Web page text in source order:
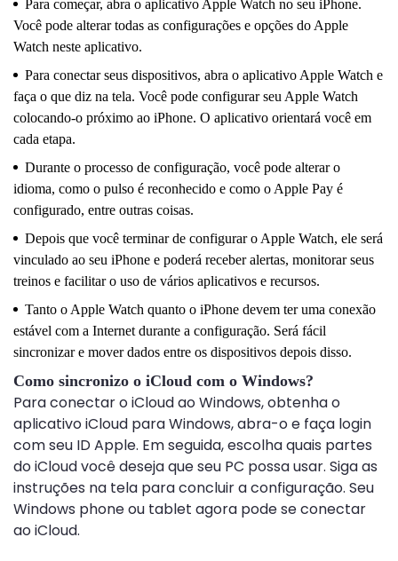
Para começar, abra o aplicativo Apple Watch no seu iPhone.
Você pode alterar todas as configurações e opções do Apple
Watch neste aplicativo.
Para conectar seus dispositivos, abra o aplicativo Apple Watch e
faça o que diz na tela. Você pode configurar seu Apple Watch
colocando-o próximo ao iPhone. O aplicativo orientará você em
cada etapa.
Durante o processo de configuração, você pode alterar o
idioma, como o pulso é reconhecido e como o Apple Pay é
configurado, entre outras coisas.
Depois que você terminar de configurar o Apple Watch, ele será
vinculado ao seu iPhone e poderá receber alertas, monitorar seus
treinos e facilitar o uso de vários aplicativos e recursos.
Tanto o Apple Watch quanto o iPhone devem ter uma conexão
estável com a Internet durante a configuração. Será fácil
sincronizar e mover dados entre os dispositivos depois disso.
Como sincronizo o iCloud com o Windows?
Para conectar o iCloud ao Windows, obtenha o
aplicativo iCloud para Windows, abra-o e faça login
com seu ID Apple. Em seguida, escolha quais partes
do iCloud você deseja que seu PC possa usar. Siga as
instruções na tela para concluir a configuração. Seu
Windows phone ou tablet agora pode se conectar
ao iCloud.